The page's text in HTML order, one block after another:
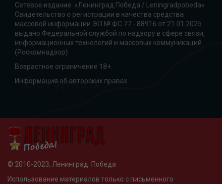
Сетевое издание: «Ленинград.Победа / Leningradpobeda»
Свидетельство о регистрации в качества средства
массовой информации ЭЛ № ФС 77 - 88916 от 21.01.2025
выдано Федеральной службой по надзору в сфере связи,
информационных технологий и массовых коммуникаций
(Роскомнадзор)
Возрастное ограничение 18+.
Информация об авторских правах
© 2010-2023, Ленинград. Победа
Использование материалов только с письменного